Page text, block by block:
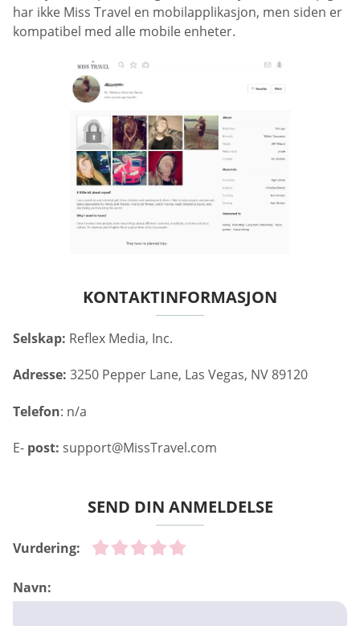
har ikke Miss Travel en mobilapplikasjon, men siden er
kompatibel med alle mobile enheter.
KONTAKTINFORMASJON
Selskap: Reflex Media, Inc.
Adresse: 3250 Pepper Lane, Las Vegas, NV 89120
Telefon: n/a
E- post: support@MissTravel.com
SEND DIN ANMELDELSE
Vurdering:
Navn: